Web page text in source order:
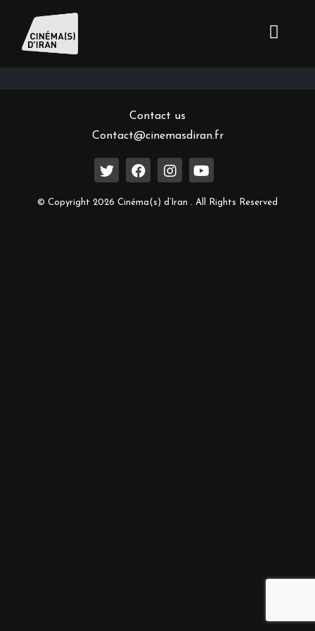
Inscrivez-vous à notre newsletter
Contact us
Contact@cinemasdiran.fr
© Copyright 2026 Cinéma(s) d’Iran . All Rights Reserved